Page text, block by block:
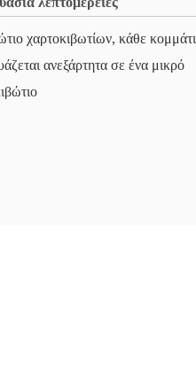
χαρτοκιβωτίων, κάθε κομμάτι
ανεξάρτητα σε ένα μικρό